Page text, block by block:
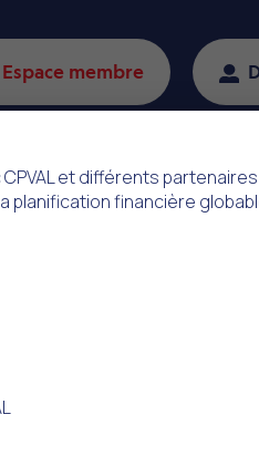
Espace membre
CPVAL et différents partenaires
planification financière